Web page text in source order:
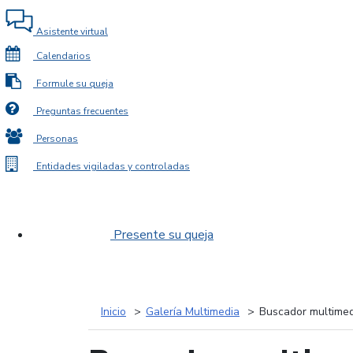
Asistente virtual
Calendarios
Formule su queja
Preguntas frecuentes
Personas
Entidades vigiladas y controladas
Presente su queja
Inicio Galería Multimedia Buscador